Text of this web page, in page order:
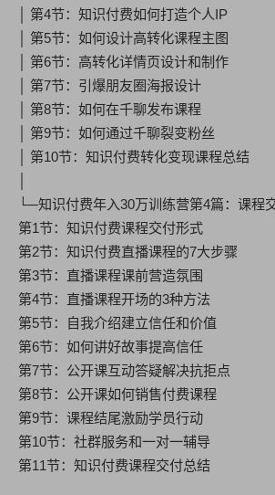
│ 第4节：知识付费如何打造个人IP
│ 第5节：如何设计高转化课程主图
│ 第6节：高转化详情页设计和制作
│ 第7节：引爆朋友圈海报设计
│ 第8节：如何在千聊发布课程
│ 第9节：如何通过千聊裂变粉丝
│ 第10节：知识付费转化变现课程总结
└─知识付费年入30万训练营第4篇：课程
第1节：知识付费课程交付形式
第2节：知识付费直播课程的7大步骤
第3节：直播课程课前营造氛围
第4节：直播课程开场的3种方法
第5节：自我介绍建立信任和价值
第6节：如何讲好故事提高信任
第7节：公开课互动答疑解决抗拒点
第8节：公开课如何销售付费课程
第9节：课程结尾激励学员行动
第10节：社群服务和一对一辅导
第11节：知识付费课程交付总结